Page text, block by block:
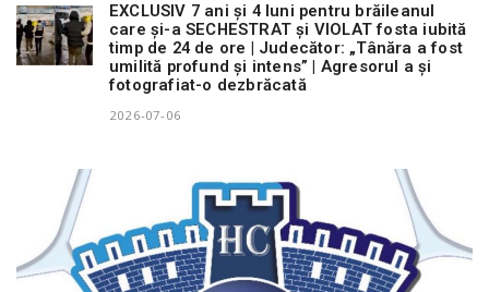
EXCLUSIV 7 ani și 4 luni pentru brăileanul
care și-a SECHESTRAT și VIOLAT fosta iubită
timp de 24 de ore | Judecător: „Tânăra a fost
umilită profund și intens” | Agresorul a și
fotografiat-o dezbrăcată
2026-07-06